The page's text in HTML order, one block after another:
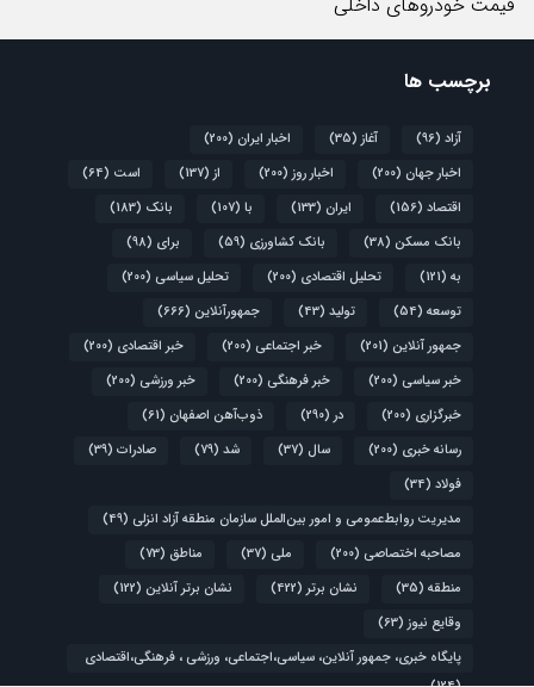
برچسب ها
آزاد (96) آغاز (35) اخبار ایران (200)
اخبار جهان (200) اخبار روز (200) از (137) است (64)
اقتصاد (156) ایران (133) با (107) بانک (183)
بانک مسکن (38) بانک کشاورزی (59) برای (98)
به (121) تحلیل اقتصادی (200) تحلیل سیاسی (200)
توسعه (54) تولید (43) جمهورآنلاین (666)
جمهور آنلاین (201) خبر اجتماعی (200) خبر اقتصادی (200)
خبر سیاسی (200) خبر فرهنگی (200) خبر ورزشی (200)
خبرگزاری (200) در (290) ذوب‌آهن اصفهان (61)
رسانه خبری (200) سال (37) شد (79) صادرات (39)
فولاد (34)
مدیریت روابط‌عمومی و امور بین‌الملل سازمان منطقه آزاد انزلی (49)
مصاحبه اختصاصی (200) ملی (37) مناطق (73)
منطقه (35) نشان برتر (422) نشان برتر آنلاین (122)
وقایع نیوز (63)
پایگاه خبری، جمهور آنلاین، سیاسی،اجتماعی، ورزشی ، فرهنگی،اقتصادی